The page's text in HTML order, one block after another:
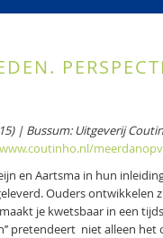
| Bussum: Uitgeverij
www.coutinho.nl/
en Aartsma in hun
Ouders ontwikkelen
je kwetsbaar in een
pretendeert niet alleen